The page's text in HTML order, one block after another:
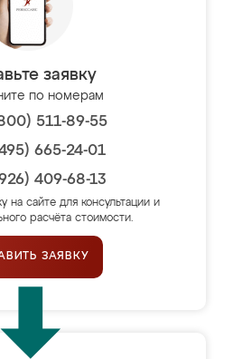
заявку
по номерам
511-89-55
665-24-01
409-68-13
на сайте для консультации и
расчёта стоимости.
ЗАЯВКУ